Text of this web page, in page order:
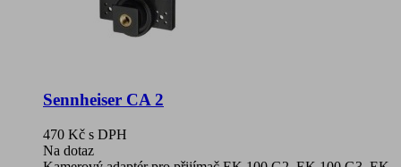
Sennheiser CA 2
470 Kč s DPH
Na dotaz